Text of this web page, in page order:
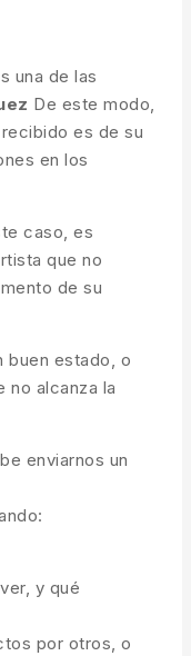
una de las
De este modo,
es de su
en los
caso, es
que no
de su
buen estado, o
no alcanza la
enviarnos un
y qué
por otros, o